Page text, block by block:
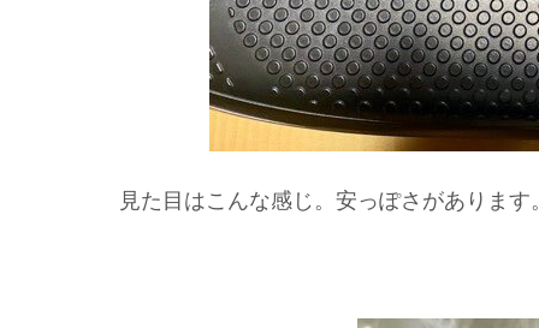
見た目はこんな感じ。安っぽさがあります